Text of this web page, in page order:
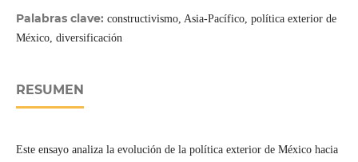
Palabras clave: constructivismo, Asia-Pacífico, política exterior de
México, diversificación
RESUMEN
Este ensayo analiza la evolución de la política exterior de México hacia